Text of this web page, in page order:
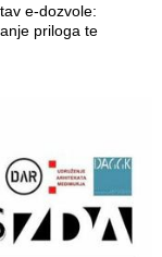
e-dozvole:
priloga te